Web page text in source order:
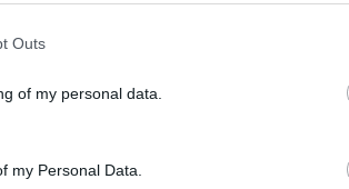
Outs
of my personal data.
my Personal Data.